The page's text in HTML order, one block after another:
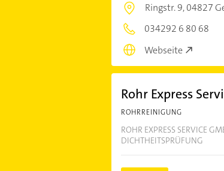
Ringstr. 9,04827
034292 6 80 68
Webseite
Rohr Express
ROHRREINIGUNG
ROHR EXPRESS SERVICE
DICHTHEITSPRÜFUNG